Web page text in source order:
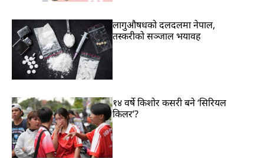
लागुऔषधको दलदलमा नेपाल,
तस्करीको सञ्जाल भयावह
१४ वर्षे किशोर कसरी बने ‘सिरियल
किलर’?